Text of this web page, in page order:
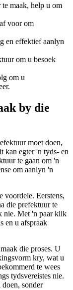
maak, help u om
voor om
en effektief aanlyn
om u besoek
om u
by die
moet doen,
kan egter 'n tyds- en
te gaan om 'n
om aanlyn 'n
voordele. Eerstens,
die prefektuur te
nie. Met 'n paar klik
en u afspraak
die proses. U
kry, wat u
te wees
tydsvereistes nie.
sonder